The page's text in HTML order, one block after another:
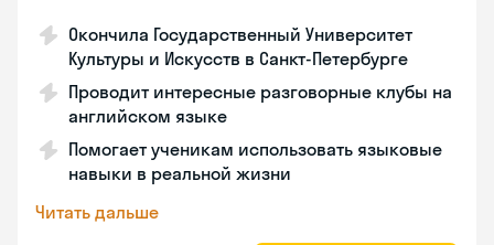
Окончила Государственный Университет
Культуры и Искусств в Санкт-Петербурге
Проводит интересные разговорные клубы на
английском языке
Помогает ученикам использовать языковые
навыки в реальной жизни
Читать дальше